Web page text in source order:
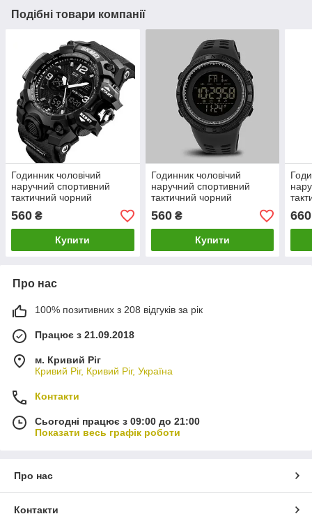
Подібні товари компанії
Годинник чоловічий
наручний спортивний
тактичний чорний
годинник
560 ₴
Купити
Годинник чоловічий
наручний спортивний
тактичний чорний
560₴
Купити
660
Про нас
100% позитивних з 208 відгуків за рік
Працює з 21.09.2018
м. Кривий Ріг
Кривий Ріг, Кривий Ріг, Україна
Контакти
Сьогодні працює з 09:00 до 21:00
Показати весь графік роботи
Про нас
Контакти